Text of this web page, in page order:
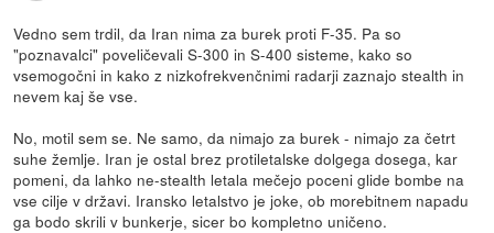
Vedno sem trdil, da Iran nima za burek proti F-35. Pa so
"poznavalci" poveličevali S-300 in S-400 sisteme, kako so
vsemogočni in kako z nizkofrekvenčnimi radarji zaznajo stealth in
nevem kaj še vse.
No, motil sem se. Ne samo, da nimajo za burek - nimajo za četrt
suhe žemlje. Iran je ostal brez protiletalske dolgega dosega, kar
pomeni, da lahko ne-stealth letala mečejo poceni glide bombe na
vse cilje v državi. Iransko letalstvo je joke, ob morebitnem napadu
ga bodo skrili v bunkerje, sicer bo kompletno uničeno.